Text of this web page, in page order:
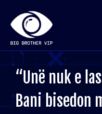
“Unë nuk e
Bani bisedon